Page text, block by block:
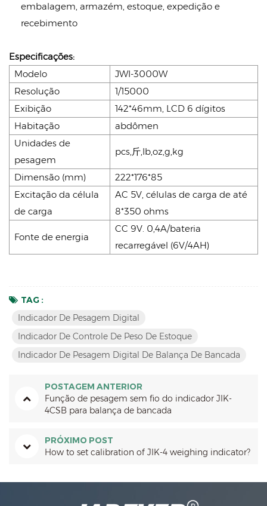
embalagem, armazém, estoque, expedição e
recebimento
Especificações:
Modelo
JWI-3000W
Resolução
1/15000
Exibição
142*46mm, LCD 6 dígitos
Habitação
abdômen
Unidades de
pesagem
pcs,斤,Ib,oz,g,kg
Dimensão (mm)
222*176*85
Excitação da célula
de carga
AC 5V, células de carga de até
8*350 ohms
Fonte de energia
CC 9V. 0,4A/bateria
recarregável (6V/4AH)
TAG :
Indicador De Pesagem Digital
Indicador De Controle De Peso De Estoque
Indicador De Pesagem Digital De Balança De Bancada
POSTAGEM ANTERIOR
Função de pesagem sem fio do indicador JIK-
4CSB para balança de bancada
PRÓXIMO POST
How to set calibration of JIK-4 weighing indicator?